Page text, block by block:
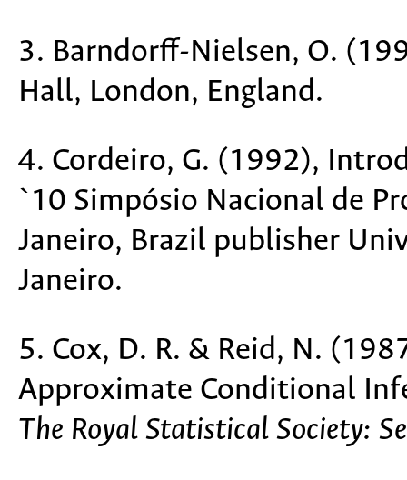
3. Barndorff-Nielsen, O.
Hall, London, England.
4. Cordeiro, G. (1992),
`10 Simpósio Nacional de
Janeiro, Brazil publisher
Janeiro.
5. Cox, D. R. & Reid, N.
Approximate Conditional
The Royal Statistical Society: